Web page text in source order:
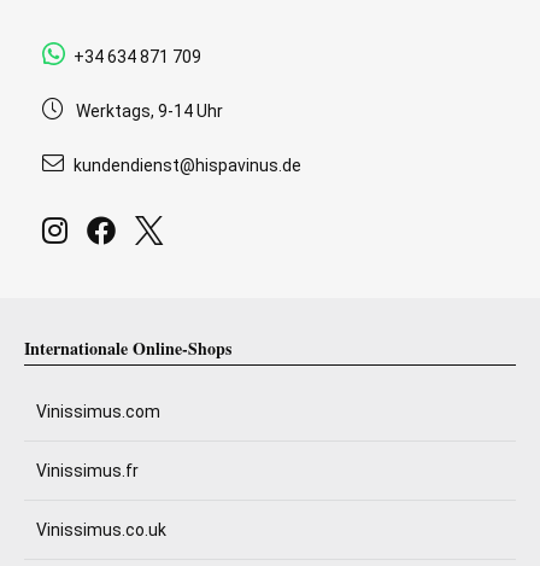
+34 634 871 709
Werktags, 9-14 Uhr
kundendienst@hispavinus.de
Internationale Online-Shops
Vinissimus.com
Vinissimus.fr
Vinissimus.co.uk